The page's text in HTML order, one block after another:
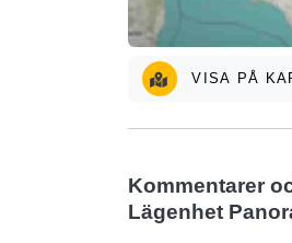
VISA PÅ
Kommentarer
Lägenhet